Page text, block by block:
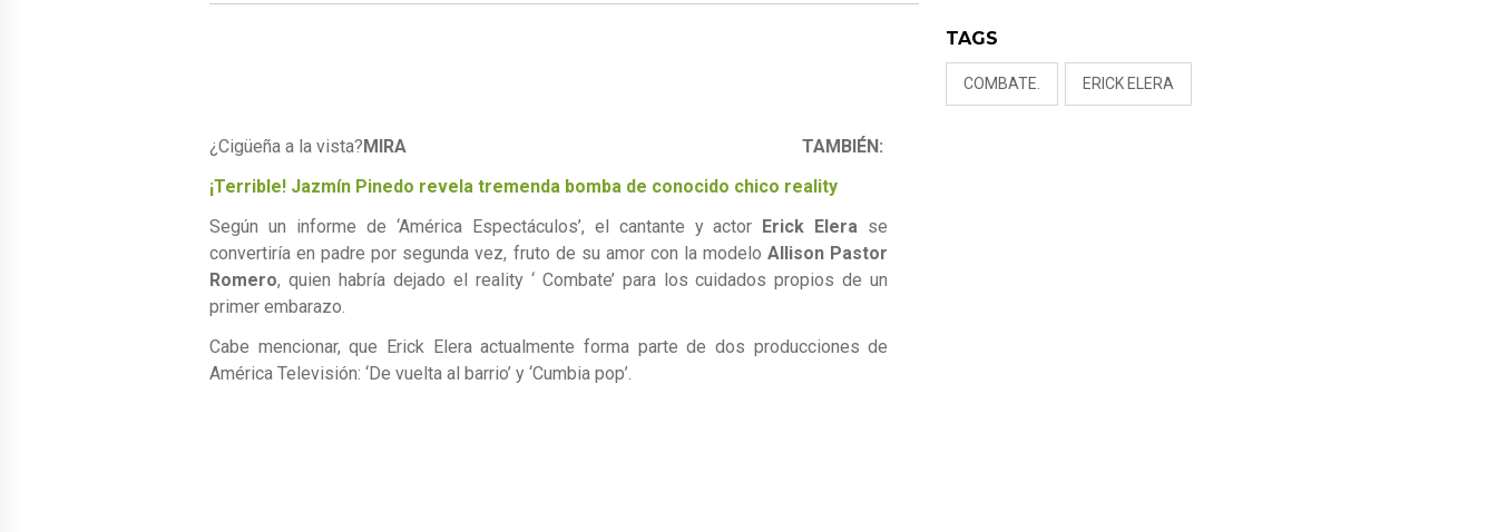
¿Cigüeña a la vista?MIRA TAMBIÉN:
¡Terrible! Jazmín Pinedo revela tremenda bomba de conocido chico reality
Según un informe de ‘América Espectáculos’, el cantante y actor Erick Elera se
convertiría en padre por segunda vez, fruto de su amor con la modeloAllison Pastor
Romero, quien habría dejado el reality ‘ Combate’ para los cuidados propios de un
primer embarazo.
Cabe mencionar, que Erick Elera actualmente forma parte de dos producciones de
América Televisión: ‘De vuelta al barrio’ y ‘Cumbia pop’.
TAGS
COMBATE. ERICK ELERA